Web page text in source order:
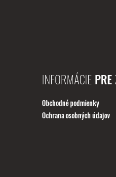
INFORMÁCIEPRE
Obchodné podmienky
Ochrana osobných údajov